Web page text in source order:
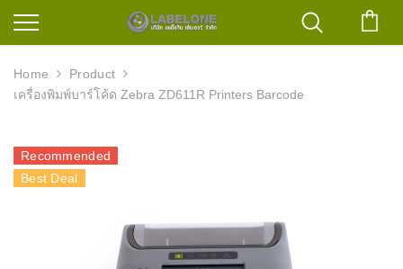
Home
Product
เครื่องพิมพ์บาร์โค้ด Zebra ZD611R Printers Barcode
Recommended
Best Deal